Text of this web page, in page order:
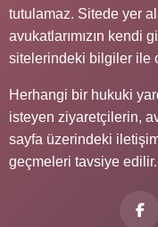
tutulamaz. Sitede yer
avukatlarımızın kendi
sitelerindeki bilgiler ile
Herhangi bir hukuki
isteyen ziyaretçilerin,
sayfa üzerindeki
geçmeleri tavsiye edilir.